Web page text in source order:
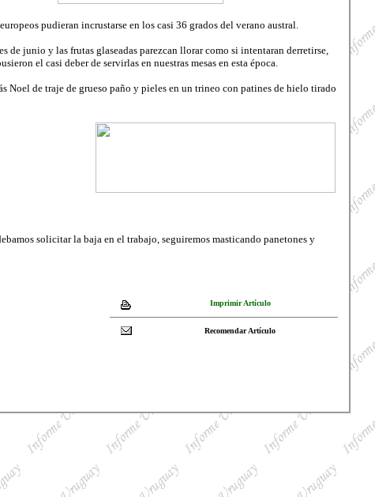
pudieran incrustarse en los casi 36 grados del verano austral.
de junio y las frutas glaseadas parezcan llorar como si intentaran derretirse,
el casi deber de servirlas en nuestras mesas en esta época.
Noel de traje de grueso paño y pieles en un trineo con patines de hielo tirado
solicitar la baja en el trabajo, seguiremos masticando panetones y
Imprimir Artículo
Recomendar Artículo